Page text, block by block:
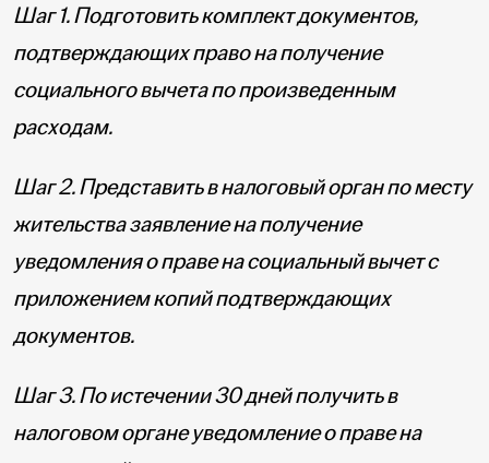
Шаг 1. Подготовить комплект документов,
подтверждающих право на получение
социального вычета по произведенным
расходам.
Шаг 2. Представить в налоговый орган по месту
жительства заявление на получение
уведомления о праве на социальный вычет с
приложением копий подтверждающих
документов.
Шаг 3. По истечении 30 дней получить в
налоговом органе уведомление о праве на